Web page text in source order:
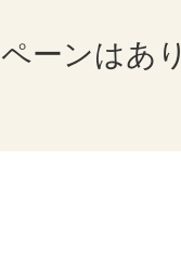
ーンはあ